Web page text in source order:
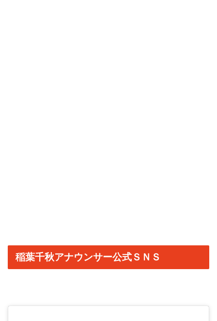
稲葉千秋アナウンサー公式ＳＮＳ